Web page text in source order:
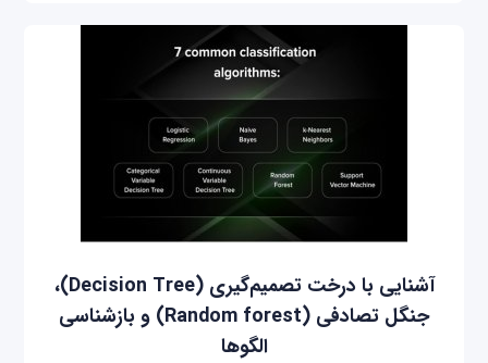
آشنایی با درخت تصمیم‌گیری (Decision Tree)،
جنگل تصادفی (Random forest) و بازشناسی
الگوها